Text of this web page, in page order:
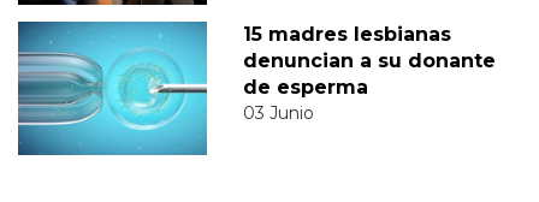
15 madres lesbianas
denuncian a su donante
de esperma
03 Junio